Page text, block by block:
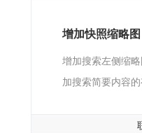
增加快照缩略图
增加搜索左侧缩
加搜索简要内容